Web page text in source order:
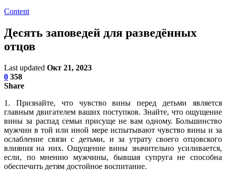
Content
Десять заповедей для разведённых
отцов
Last updated Окт 21, 2023
0 358
Share
1. Признайте, что чувство вины перед детьми является
главным двигателем ваших поступков. Знайте, что ощущение
вины за распад семьи присуще не вам одному. Большинство
мужчин в той или иной мере испытывают чувство вины и за
ослабление связи с детьми, и за утрату своего отцовского
влияния на них. Ощущение вины значительно усиливается,
если, по мнению мужчины, бывшая супруга не способна
обеспечить детям достойное воспитание.